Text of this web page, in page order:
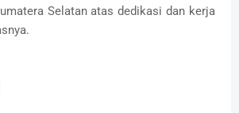
Selatan atas dedikasi dan kerja